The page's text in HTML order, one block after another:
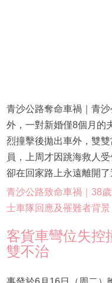
青沙公路奪命車禍｜青
外，一對新婚僅8個月的
烈撞擊後拋出車外，雙
員，上周才因跳海救人
卻在回家路上永遠離開了
青沙公路致命車禍｜38
士車隊回應及罹難者背景
客貨車彎位失控
雙不治